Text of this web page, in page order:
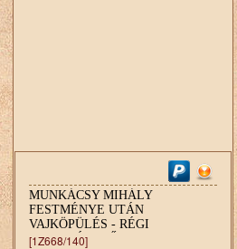
MUNKÁCSY MIHÁLY
FESTMÉNYE UTÁN
VAJKÖPÜLÉS - RÉGI
NAGYMÉRETŰ GOBELIN
[1Z668/140]